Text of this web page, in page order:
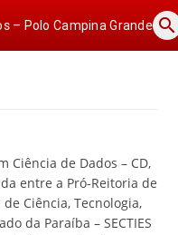
– Polo Campina Grande search
Ciência de Dados – CD,
entre a Pró-Reitoria de
Ciência, Tecnologia,
da Paraíba – SECTIES